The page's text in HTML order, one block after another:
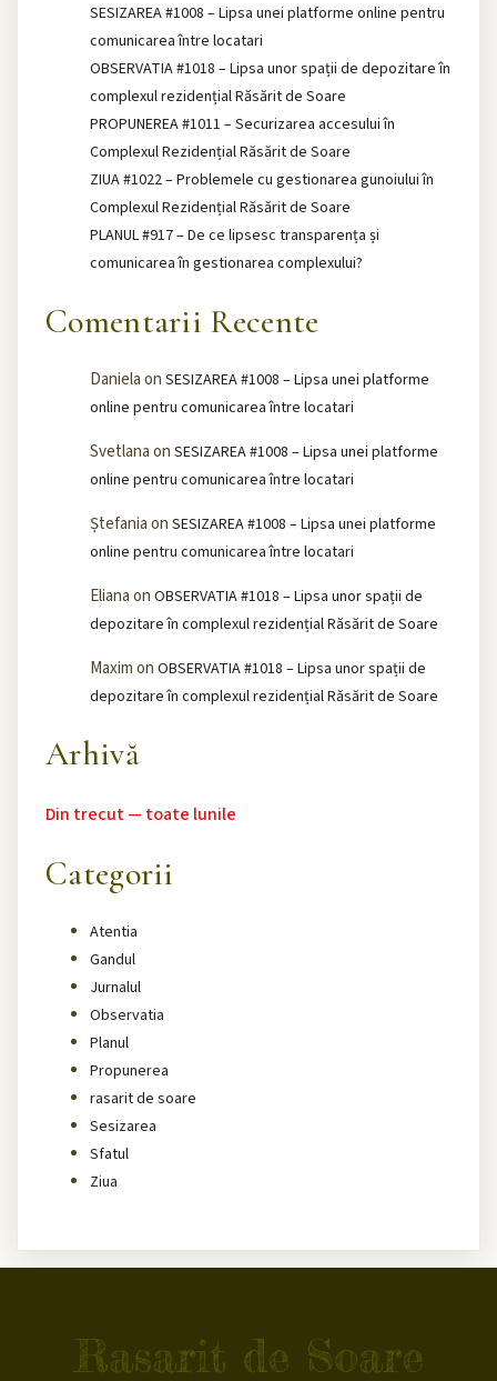
SESIZAREA #1008 – Lipsa unei platforme online pentru
comunicarea între locatari
OBSERVATIA #1018 – Lipsa unor spații de depozitare în
complexul rezidențial Răsărit de Soare
PROPUNEREA #1011 – Securizarea accesului în
Complexul Rezidențial Răsărit de Soare
ZIUA #1022 – Problemele cu gestionarea gunoiului în
Complexul Rezidențial Răsărit de Soare
PLANUL #917 – De ce lipsesc transparența și
comunicarea în gestionarea complexului?
Comentarii Recente
Danielaon SESIZAREA #1008 – Lipsa unei platforme
online pentru comunicarea între locatari
Svetlanaon SESIZAREA #1008 – Lipsa unei platforme
online pentru comunicarea între locatari
Ștefaniaon SESIZAREA #1008 – Lipsa unei platforme
online pentru comunicarea între locatari
Elianaon OBSERVATIA #1018 – Lipsa unor spații de
depozitare în complexul rezidențial Răsărit de Soare
Maximon OBSERVATIA #1018 – Lipsa unor spații de
depozitare în complexul rezidențial Răsărit de Soare
Arhivă
Din trecut — toate lunile
Categorii
Atentia
Gandul
Jurnalul
Observatia
Planul
Propunerea
rasarit de soare
Sesizarea
Sfatul
Ziua
Rasarit de Soare